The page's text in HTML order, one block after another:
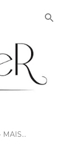
MAIS…